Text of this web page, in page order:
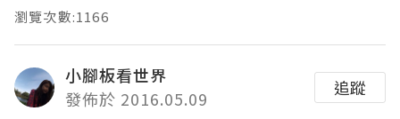
瀏覽次數:1166
小腳板看世界
發佈於 2016.05.09
追蹤